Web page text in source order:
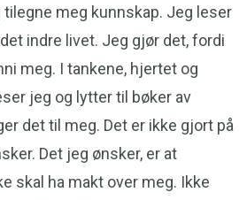
tilegne meg kunnskap. Jeg leser
indre livet. Jeg gjør det, fordi
meg. I tankene, hjertet og
jeg og lytter til bøker av
det til meg. Det er ikke gjort på
Det jeg ønsker, er at
skal ha makt over meg. Ikke